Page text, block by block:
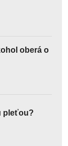
oberá o
pleťou?